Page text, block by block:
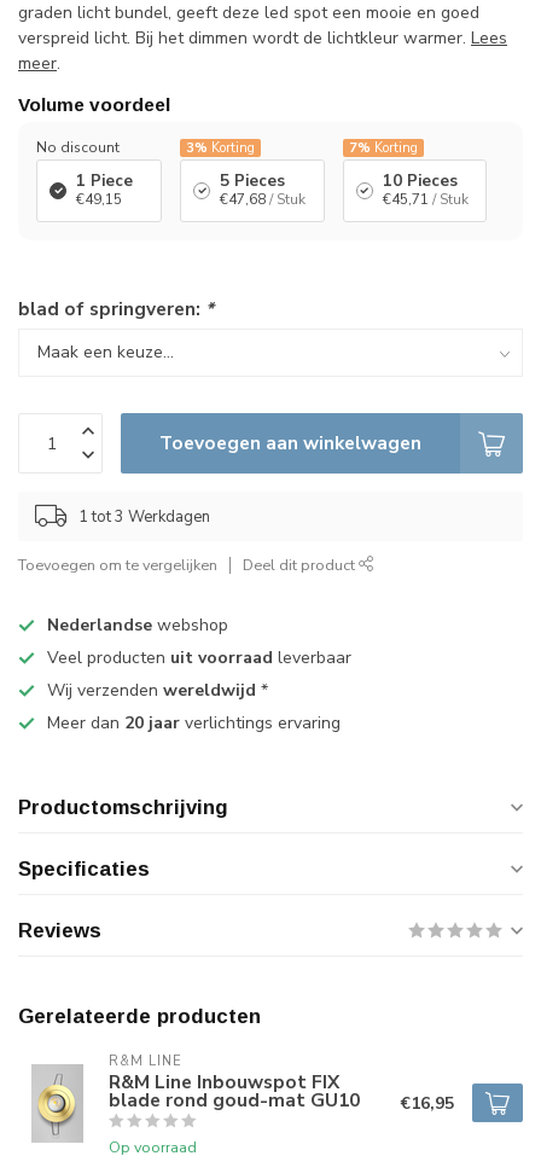
graden licht bundel, geeft deze led spot een mooie en goed
verspreid licht. Bij het dimmen wordt de lichtkleur warmer. Lees
meer.
Volume voordeel
No discount
1 Piece
€49,15
3% Korting
5 Pieces
€47,68 / Stuk
7% Korting
10 Pieces
€45,71 / Stuk
blad of springveren: *
Toevoegen aan winkelwagen
1 tot 3 Werkdagen
Toevoegen om te vergelijken Deel dit product
Nederlandse webshop
Veel producten uit voorraad leverbaar
Wij verzenden wereldwijd *
Meer dan 20 jaar verlichtings ervaring
Productomschrijving
Specificaties
Reviews
Gerelateerde producten
R&M LINE
R&M Line Inbouwspot FIX
blade rond goud-mat GU10
Op voorraad
€16,95